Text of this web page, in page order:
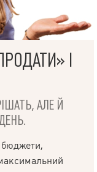
І
АЛЕ Й
бюджети,